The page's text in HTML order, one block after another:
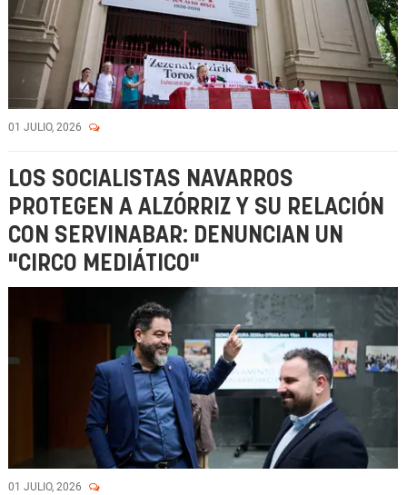
01 JULIO, 2026
LOS SOCIALISTAS NAVARROS
PROTEGEN A ALZÓRRIZ Y SU RELACIÓN
CON SERVINABAR: DENUNCIAN UN
"CIRCO MEDIÁTICO"
01 JULIO, 2026